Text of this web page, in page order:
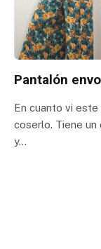
Pantalón
En cuanto vi
coserlo. Tiene
y…